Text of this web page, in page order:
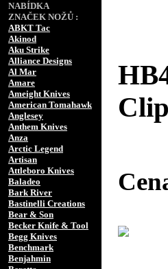
NABÍDKA
ZNAČEK NOŽŮ :
ABKT Tac
Akinod
Aku Strike
Alliance Designs
Al Mar
Amare
Ameight Knives
American Tomahawk
Anglesey
Anthem Knives
Anza
Arctic Legend
Artisan
Attleboro Knives
Baladeo
Bark River
Bastinelli Creations
Bear & Son
Becker Knife & Tool
Begg Knives
Benchmark
Benjahmin